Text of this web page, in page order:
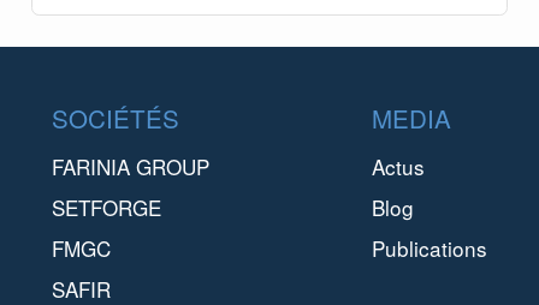
Footer
SOCIÉTÉS
FARINIA GROUP
SETFORGE
FMGC
SAFIR
MEDIA
Actus
Blog
Publications